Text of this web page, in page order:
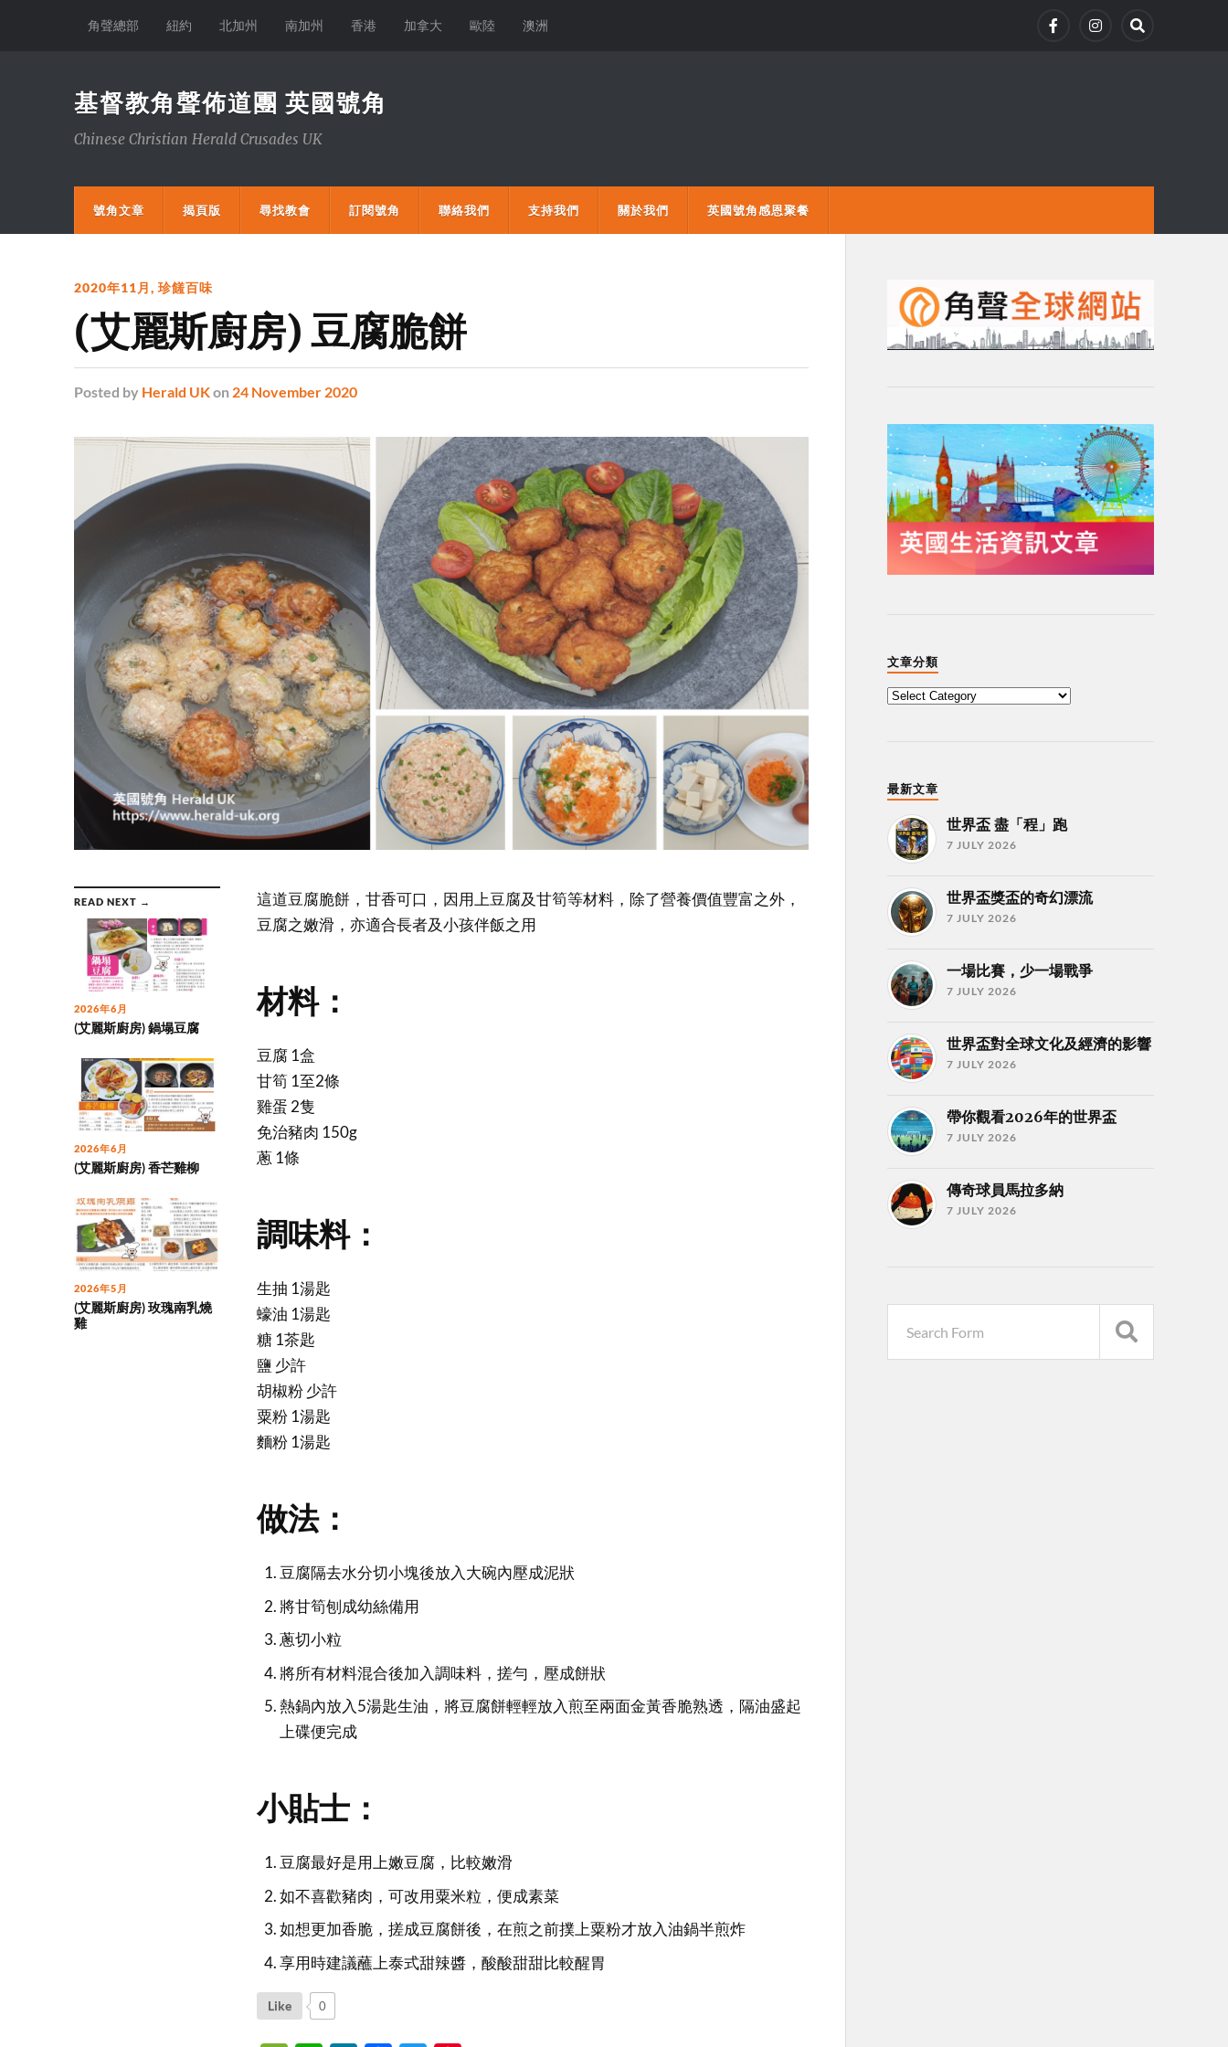
角聲總部 紐約 北加州 南加州 香港 加拿大 歐陸 澳洲
基督教角聲佈道團 英國號角
Chinese Christian Herald Crusades UK
號角文章 揭頁版 尋找教會 訂閱號角 聯絡我們 支持我們 關於我們 英國號角感恩聚餐
2020年11月, 珍饈百味
(艾麗斯廚房) 豆腐脆餅
Posted by Herald UKon 24 November 2020
READ NEXT →
2026年6月
(艾麗斯廚房) 鍋塌豆腐
2026年6月
(艾麗斯廚房) 香芒雞柳
2026年5月
(艾麗斯廚房) 玫瑰南乳燒
雞
這道豆腐脆餅，甘香可口，因用上豆腐及甘筍等材料，除了營養價值豐富之外，
豆腐之嫩滑，亦適合長者及小孩伴飯之用
材料：
豆腐 1盒
甘筍 1至2條
雞蛋 2隻
免治豬肉 150g
蔥 1條
調味料：
生抽 1湯匙
蠔油 1湯匙
糖 1茶匙
鹽 少許
胡椒粉 少許
粟粉 1湯匙
麵粉 1湯匙
做法：
豆腐隔去水分切小塊後放入大碗內壓成泥狀
將甘筍刨成幼絲備用
蔥切小粒
將所有材料混合後加入調味料，搓勻，壓成餅狀
熱鍋內放入5湯匙生油，將豆腐餅輕輕放入煎至兩面金黃香脆熟透，隔油盛起
上碟便完成
小貼士：
豆腐最好是用上嫩豆腐，比較嫩滑
如不喜歡豬肉，可改用粟米粒，便成素菜
如想更加香脆，搓成豆腐餅後，在煎之前撲上粟粉才放入油鍋半煎炸
享用時建議蘸上泰式甜辣醬，酸酸甜甜比較醒胃
Like 0
文章分類
最新文章
世界盃 盡「程」跑
7 JULY 2026
世界盃獎盃的奇幻漂流
7 JULY 2026
一場比賽，少一場戰爭
7 JULY 2026
世界盃對全球文化及經濟的影響
7 JULY 2026
帶你觀看2026年的世界盃
7 JULY 2026
傳奇球員馬拉多納
7 JULY 2026